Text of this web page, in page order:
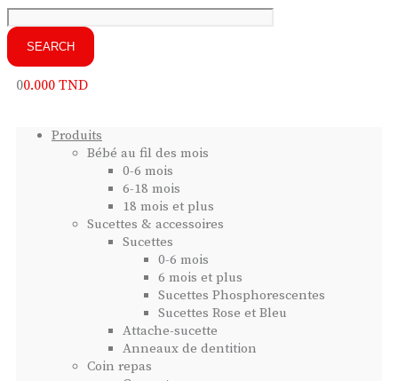
00.000 TND
Produits
Bébé au fil des mois
0-6 mois
6-18 mois
18 mois et plus
Sucettes & accessoires
Sucettes
0-6 mois
6 mois et plus
Sucettes Phosphorescentes
Sucettes Rose et Bleu
Attache-sucette
Anneaux de dentition
Coin repas